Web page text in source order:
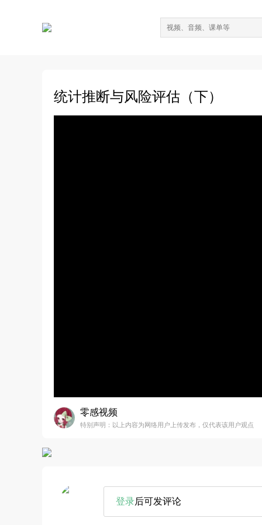
统计推断与风险评估（下）
零感视频
特别声明：以上内容为网络用户上传发布，仅代表该用户观点
登录后可发评论